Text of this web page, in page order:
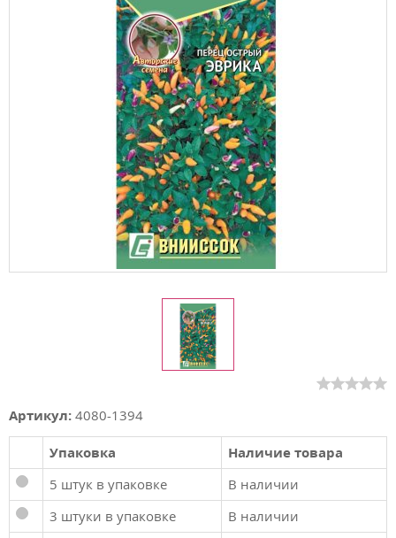
Артикул: 4080-1394
Упаковка
Наличие товара
5 штук в упаковке
В наличии
3 штуки в упаковке
В наличии